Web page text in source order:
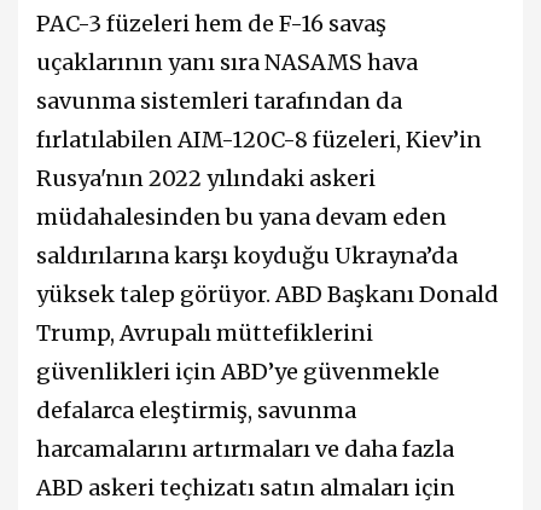
PAC-3 füzeleri hem de F-16 savaş
uçaklarının yanı sıra NASAMS hava
savunma sistemleri tarafından da
fırlatılabilen AIM-120C-8 füzeleri, Kiev’in
Rusya'nın 2022 yılındaki askeri
müdahalesinden bu yana devam eden
saldırılarına karşı koyduğu Ukrayna’da
yüksek talep görüyor. ABD Başkanı Donald
Trump, Avrupalı müttefiklerini
güvenlikleri için ABD’ye güvenmekle
defalarca eleştirmiş, savunma
harcamalarını artırmaları ve daha fazla
ABD askeri teçhizatı satın almaları için